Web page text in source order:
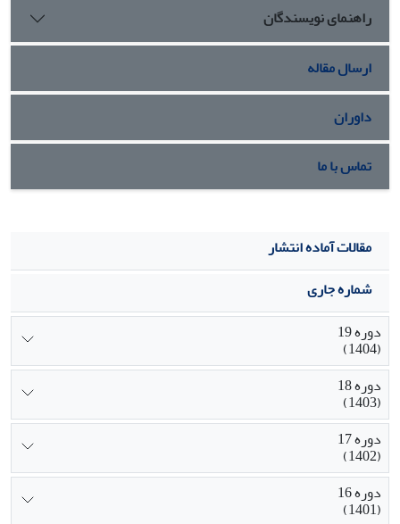
راهنمای نویسندگان
ارسال مقاله
داوران
تماس با ما
مقالات آماده انتشار
شماره جاری
دوره 19
(1404)
دوره 18
(1403)
دوره 17
(1402)
دوره 16
(1401)